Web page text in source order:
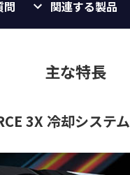
問
関連する製品
主な特長
3X 冷却システム